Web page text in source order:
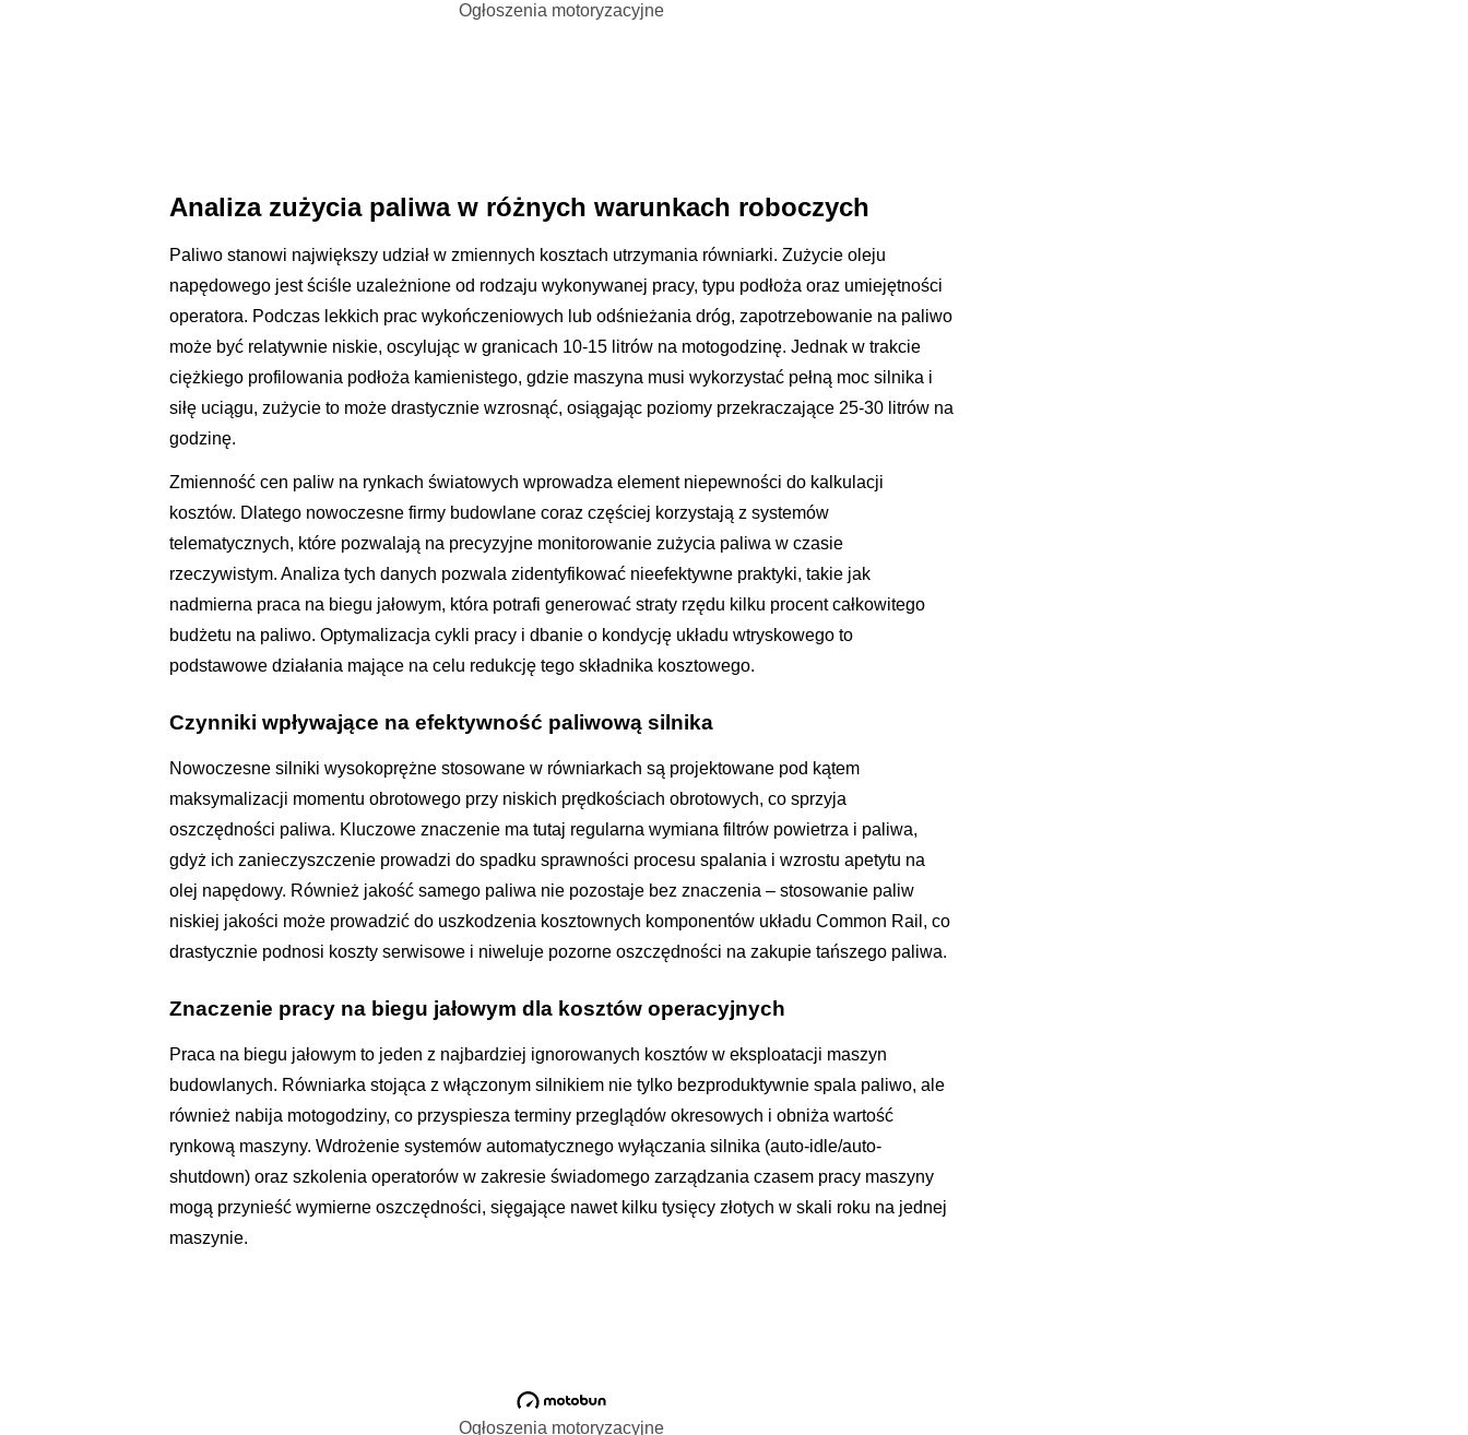
Ogłoszenia motoryzacyjne
Analiza zużycia paliwa w różnych warunkach roboczych
Paliwo stanowi największy udział w zmiennych kosztach utrzymania równiarki. Zużycie oleju
napędowego jest ściśle uzależnione od rodzaju wykonywanej pracy, typu podłoża oraz umiejętności
operatora. Podczas lekkich prac wykończeniowych lub odśnieżania dróg, zapotrzebowanie na paliwo
może być relatywnie niskie, oscylując w granicach 10-15 litrów na motogodzinę. Jednak w trakcie
ciężkiego profilowania podłoża kamienistego, gdzie maszyna musi wykorzystać pełną moc silnika i
siłę uciągu, zużycie to może drastycznie wzrosnąć, osiągając poziomy przekraczające 25-30 litrów na
godzinę.
Zmienność cen paliw na rynkach światowych wprowadza element niepewności do kalkulacji
kosztów. Dlatego nowoczesne firmy budowlane coraz częściej korzystają z systemów
telematycznych, które pozwalają na precyzyjne monitorowanie zużycia paliwa w czasie
rzeczywistym. Analiza tych danych pozwala zidentyfikować nieefektywne praktyki, takie jak
nadmierna praca na biegu jałowym, która potrafi generować straty rzędu kilku procent całkowitego
budżetu na paliwo. Optymalizacja cykli pracy i dbanie o kondycję układu wtryskowego to
podstawowe działania mające na celu redukcję tego składnika kosztowego.
Czynniki wpływające na efektywność paliwową silnika
Nowoczesne silniki wysokoprężne stosowane w równiarkach są projektowane pod kątem
maksymalizacji momentu obrotowego przy niskich prędkościach obrotowych, co sprzyja
oszczędności paliwa. Kluczowe znaczenie ma tutaj regularna wymiana filtrów powietrza i paliwa,
gdyż ich zanieczyszczenie prowadzi do spadku sprawności procesu spalania i wzrostu apetytu na
olej napędowy. Również jakość samego paliwa nie pozostaje bez znaczenia – stosowanie paliw
niskiej jakości może prowadzić do uszkodzenia kosztownych komponentów układu Common Rail, co
drastycznie podnosi koszty serwisowe i niweluje pozorne oszczędności na zakupie tańszego paliwa.
Znaczenie pracy na biegu jałowym dla kosztów operacyjnych
Praca na biegu jałowym to jeden z najbardziej ignorowanych kosztów w eksploatacji maszyn
budowlanych. Równiarka stojąca z włączonym silnikiem nie tylko bezproduktywnie spala paliwo, ale
również nabija motogodziny, co przyspiesza terminy przeglądów okresowych i obniża wartość
rynkową maszyny. Wdrożenie systemów automatycznego wyłączania silnika (auto-idle/auto-
shutdown) oraz szkolenia operatorów w zakresie świadomego zarządzania czasem pracy maszyny
mogą przynieść wymierne oszczędności, sięgające nawet kilku tysięcy złotych w skali roku na jednej
maszynie.
Ogłoszenia motoryzacyjne